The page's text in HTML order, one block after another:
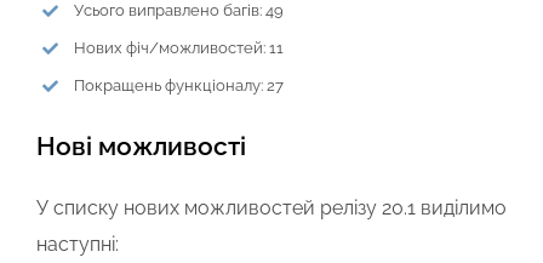
Усього виправлено багів: 49
Нових фіч/можливостей: 11
Покращень функціоналу: 27
Нові можливості
У списку нових можливостей релізу 20.1 виділимо
наступні: